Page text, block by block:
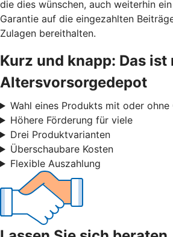
die dies wünschen, auch weiterhin
Garantie auf die eingezahlten
Zulagen bereithalten.
Kurz und knapp: Das ist
Altersvorsorgedepot
Wahl eines Produkts mit oder ohne
Höhere Förderung für viele
Drei Produktvarianten
Überschaubare Kosten
Flexible Auszahlung